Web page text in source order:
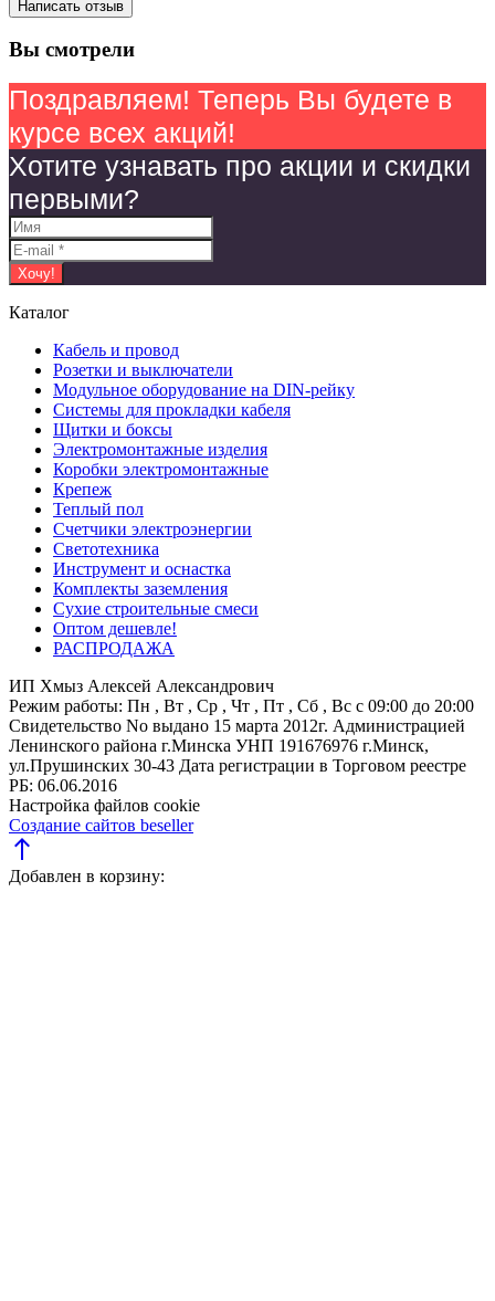
Написать отзыв
Вы смотрели
Поздравляем! Теперь Вы будете в
курсе всех акций!
Хотите узнавать про акции и скидки
первыми?
Каталог
Кабель и провод
Розетки и выключатели
Модульное оборудование на DIN-рейку
Системы для прокладки кабеля
Щитки и боксы
Электромонтажные изделия
Коробки электромонтажные
Крепеж
Теплый пол
Счетчики электроэнергии
Светотехника
Инструмент и оснастка
Комплекты заземления
Сухие строительные смеси
Оптом дешевле!
РАСПРОДАЖА
ИП Хмыз Алексей Александрович
Режим работы: Пн , Вт , Ср , Чт , Пт , Сб , Вс c 09:00 до 20:00
Свидетельство No выдано 15 марта 2012г. Администрацией
Ленинского района г.Минска УНП 191676976 г.Минск,
ул.Прушинских 30-43 Дата регистрации в Торговом реестре
РБ: 06.06.2016
Настройка файлов cookie
Создание сайтов beseller
north
Добавлен в корзину: